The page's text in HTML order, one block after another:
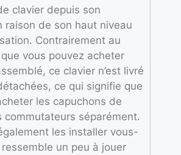
clavier depuis son
raison de son haut niveau
Contrairement au
vous pouvez acheter
ce clavier n’est livré
ce qui signifie que
les capuchons de
commutateurs séparément.
les installer vous-
un peu à jouer